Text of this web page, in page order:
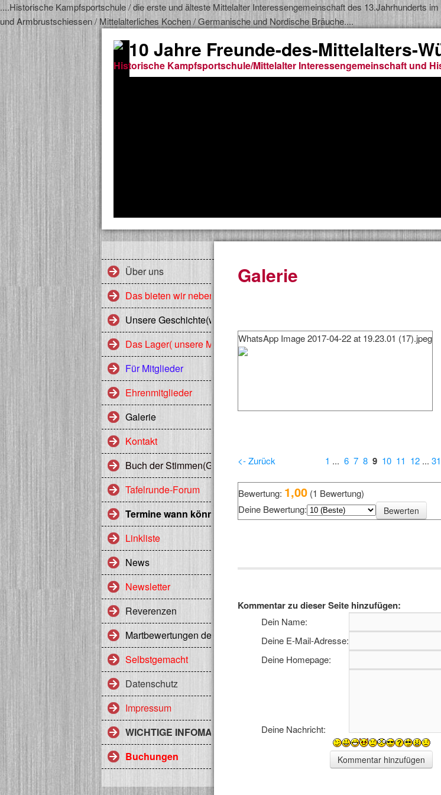
....Historische Kampfsportschule / die erste und älteste Mittelalter Interessengemeinschaft des 13.Jahrhunderts
und Armbrustschiessen / Mittelalterliches Kochen / Germanische und Nordische Bräuche....
10 Jahre Freunde-des-Mittelalters-
Historische Kampfsportschule/Mittelalter Interessengemeinschaft und
Über uns
Das bieten wir neben 10 Jahre Erfahrung
Unsere Geschichte(wird bei neuen Mitgliedern angepasst)
Das Lager( unsere Mitglieder)
Für Mitglieder
Ehrenmitglieder
Galerie
Kontakt
Buch der Stimmen(Gästebuch)
Tafelrunde-Forum
Termine wann könnt Ihr uns Kennenlernen
Linkliste
News
Newsletter
Reverenzen
Martbewertungen des Heerlagers
Selbstgemacht
Datenschutz
Impressum
WICHTIGE INFOMATIONEN ZUM HOBBY
Buchungen
Galerie
WhatsApp Image 2017-04-22 at 19.23.01 (17).jpeg
<- Zurück 1 ... 6 7 8 9 10 11 12 ... 31
Bewertung: 1,00 (1 Bewertung)
Deine Bewertung:
Kommentar zu dieser Seite hinzufügen:
Dein Name:
Deine E-Mail-Adresse:
Deine Homepage:
Deine Nachricht: